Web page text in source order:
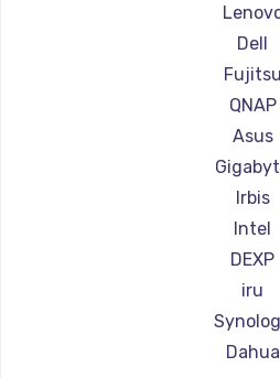
Замена
1300 руб.
Заказать
Замена
1200
Замена
1500 руб.
Dell
Fujitsu
QNAP
Asus
Irbis
Intel
DEXP
iru
Dahua